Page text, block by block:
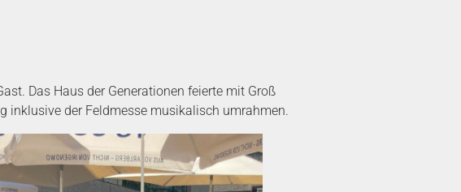
Das Haus der Generationen feierte mit Groß
inklusive der Feldmesse musikalisch umrahmen.